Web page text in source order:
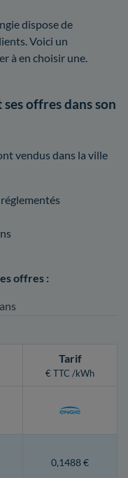
dispose de
Voici un
à en choisir une.
offres dans son
vendus dans la ville
offres :
Tarif
€ TTC /kWh
0,1488 €